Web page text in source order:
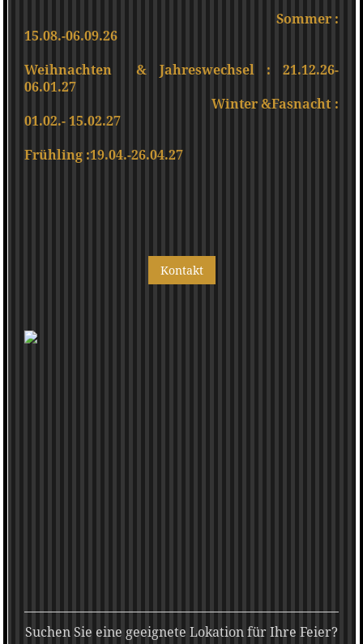
Sommer :
15.08.-06.09.26
Weihnachten & Jahreswechsel : 21.12.26-
06.01.27
Winter &Fasnacht :
01.02.- 15.02.27
Frühling :19.04.-26.04.27
Kontakt
Suchen Sie eine geeignete Lokation für Ihre Feier?